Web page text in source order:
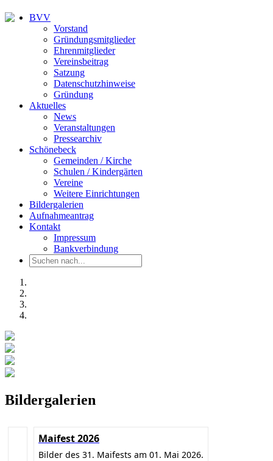
BVV
Vorstand
Gründungsmitglieder
Ehrenmitglieder
Vereinsbeitrag
Satzung
Datenschutzhinweise
Gründung
Aktuelles
News
Veranstaltungen
Pressearchiv
Schönebeck
Gemeinden / Kirche
Schulen / Kindergärten
Vereine
Weitere Einrichtungen
Bildergalerien
Aufnahmeantrag
Kontakt
Impressum
Bankverbindung
Bildergalerien
Maifest 2026
Bilder des 31. Maifests am 01. Mai 2026.